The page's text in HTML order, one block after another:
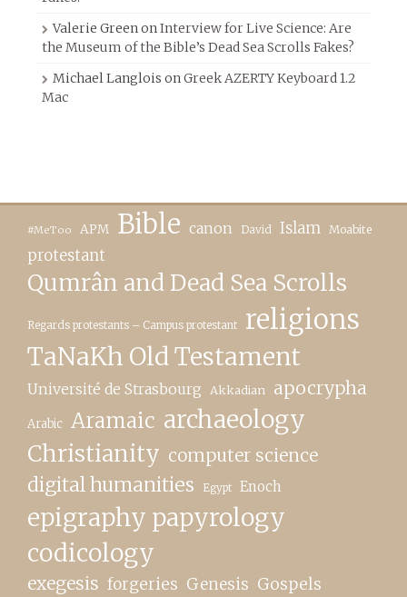
Valerie GreenonInterview for Live Science: Are
the Museum of the Bible’s Dead Sea Scrolls Fakes?
Michael Langlois onGreek AZERTY Keyboard 1.2
Mac
#MeToo APM Bible canon David Islam Moabite
protestant
Qumrân and Dead Sea Scrolls
Regards protestants – Campus protestant religions
TaNaKh Old Testament
Université de Strasbourg Akkadian apocrypha
Arabic Aramaic archaeology
Christianity computer science
digital humanities Egypt Enoch
epigraphy papyrology
codicology
exegesis forgeries Genesis Gospels